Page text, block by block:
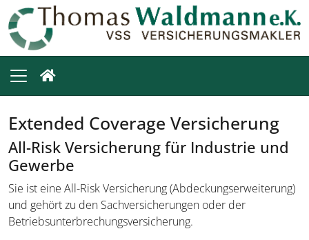
Extended Coverage Versicherung
All-Risk Versicherung für Industrie und
Gewerbe
Sie ist eine All-Risk Versicherung (Abdeckungserweiterung)
und gehört zu den Sachversicherungen oder der
Betriebsunterbrechungsversicherung.